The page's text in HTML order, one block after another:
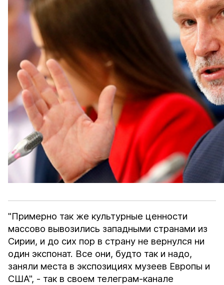
"Примерно так же культурные ценности
массово вывозились западными странами из
Сирии, и до сих пор в страну не вернулся ни
один экспонат. Все они, будто так и надо,
заняли места в экспозициях музеев Европы и
США", - так в своем телеграм-канале